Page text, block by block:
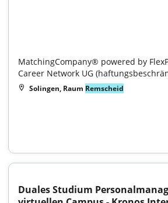
MatchingCompany® powered by
Career Network UG
Solingen, Raum Remscheid
Duales Studium